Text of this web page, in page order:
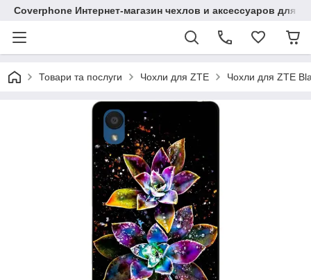
Coverphone Интернет-магазин чехлов и аксессуаров для
Товари та послуги Чохли для ZTE Чохли для ZTE